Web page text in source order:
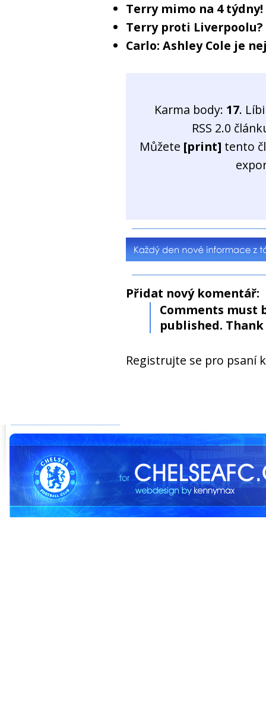
Terry mimo na 4 týdny!
Terry proti
Carlo: Ashley Cole je
Karma body: 17.
RSS 2.0
Můžete [print] tento
Přidat nový komentář:
Comments must
published. Thank
Registrujte se pro psaní